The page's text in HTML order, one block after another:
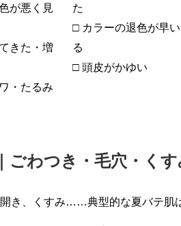
が悪く見
きた・増
・たるみ
た
□ カラーの退色が早
る
□ 頭皮がかゆい
ごわつき・毛穴・くす
き、くすみ……典型的な夏バテ肌